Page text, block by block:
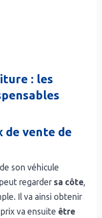
: les
de vente de
son véhicule
regarder sa côte,
Il va ainsi obtenir
va ensuite être